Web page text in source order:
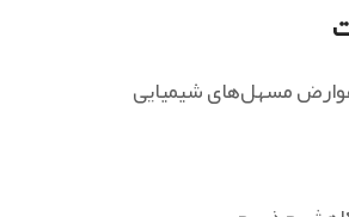
مسهل‌های شیمیایی